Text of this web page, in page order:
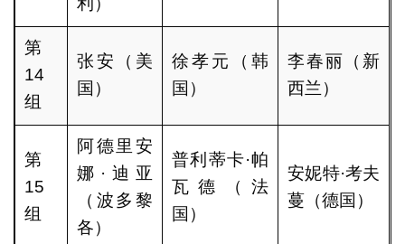
第
14
组
张安（美
国）
徐孝元（韩
国）
李春丽（新
西兰）
第
15
组
阿德里安
娜·迪亚
（波多黎
各）
普利蒂卡·帕
瓦德（法
国）
安妮特·考夫
蔓（德国）